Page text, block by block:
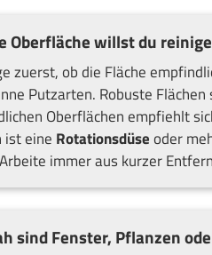
Oberfläche willst du
zuerst, ob die Fläche
Putzarten. Robuste
Oberflächen empfiehlt
ist eine Rotationsdüseoder
immer aus kurzer
sind Fenster, Pflanzen